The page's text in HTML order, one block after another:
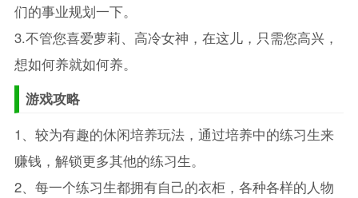
们的事业规划一下。
3.不管您喜爱萝莉、高冷女神，在这儿，只需您高兴，
想如何养就如何养。
游戏攻略
1、较为有趣的休闲培养玩法，通过培养中的练习生来
赚钱，解锁更多其他的练习生。
2、每一个练习生都拥有自己的衣柜，各种各样的人物